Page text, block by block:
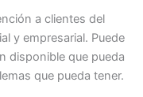
a clientes del
y empresarial. Puede
disponible que pueda
que pueda tener.